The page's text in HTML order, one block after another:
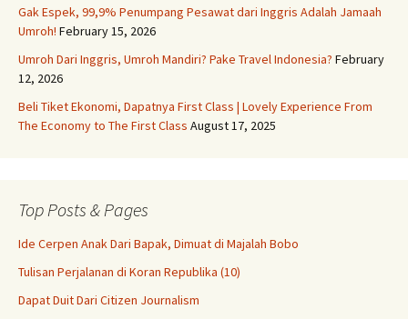
Gak Espek, 99,9% Penumpang Pesawat dari Inggris Adalah Jamaah
Umroh! February 15, 2026
Umroh Dari Inggris, Umroh Mandiri? Pake Travel Indonesia? February
12, 2026
Beli Tiket Ekonomi, Dapatnya First Class | Lovely Experience From
The Economy to The First Class August 17, 2025
Top Posts & Pages
Ide Cerpen Anak Dari Bapak, Dimuat di Majalah Bobo
Tulisan Perjalanan di Koran Republika (10)
Dapat Duit Dari Citizen Journalism